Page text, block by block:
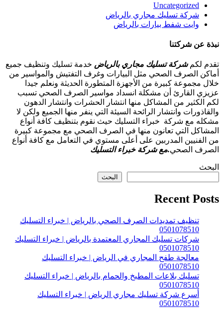
Uncategorized
شركة تسليك مجاري بالرياض
وايت شفط بيارات بالرياض
نبذة عن شركتنا
تقدم لكمشركة تسليك مجاري بالرياض خدمة تسليك وتنظيف جميع
أماكن الصرف الصحي مثل البيارات وغرف التفتيش والمواسير من
خلال مجموعة كبيرة من الأجهزة المتطورة الحديثة ونعلم جيدا
عزيزي القارئ أن مشكلة انسداد مواسير الصرف الصحي تسبب
لكم الكثير من المشاكل منها انتشار الحشرات وانتشار الدهون
والقاذورات وانتشار الرائحة السيئة التي ينفر منها الجميع ولكن لا
مشكله مع شركة خبراء التسليك حيث نقوم بتنظيف كافة أنواع
المشاكل التي تعانون منها في الصرف الصحي مع مجموعة كبيرة
من الفنيين المدربين على أعلى مستوي في التعامل مع كافة أنواع
الصرف الصحي.مع شركة خبراء التسليك
البحث
البحث
Recent Posts
تنظيف تمديدات الصرف الصحي بالرياض | خبراء التسليك
0501078510
شركات تسليك المجاري المعتمدة بالرياض | خبراء التسليك
0501078510
معالجة طفح المجاري في الرياض | خبراء التسليك
0501078510
تسليك بلاعات المطبخ والحمام بالرياض | خبراء التسليك
0501078510
أسرع شركة تسليك مجاري الرياض | خبراء التسليك
0501078510